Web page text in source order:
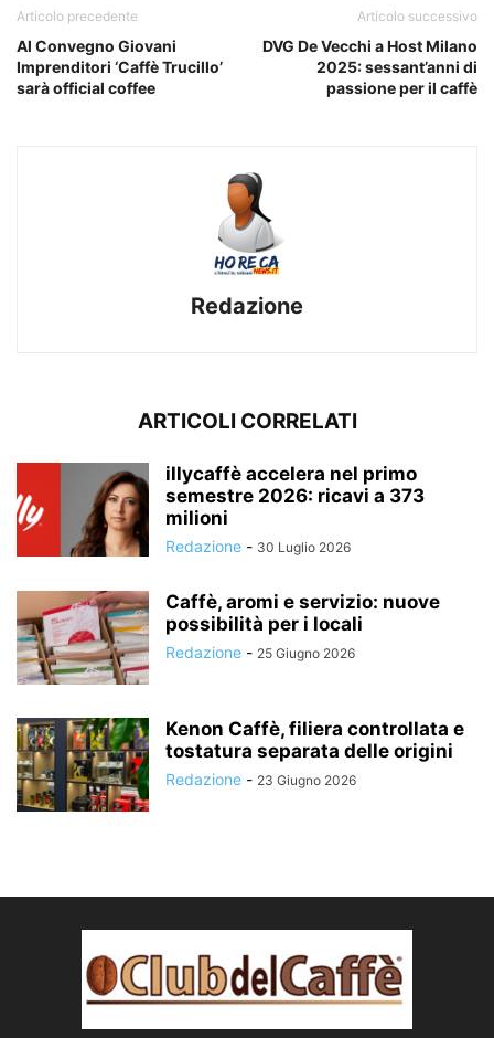
Articolo precedente
Al Convegno Giovani
Imprenditori ‘Caffè Trucillo’
sarà official coffee
Articolo successivo
DVG De Vecchi a Host Milano
2025: sessant’anni di
passione per il caffè
Redazione
ARTICOLI CORRELATI
illycaffè accelera nel primo
semestre 2026: ricavi a 373
milioni
Redazione - 30 Luglio 2026
Caffè, aromi e servizio: nuove
possibilità per i locali
Redazione - 25 Giugno 2026
Kenon Caffè, filiera controllata e
tostatura separata delle origini
Redazione - 23 Giugno 2026